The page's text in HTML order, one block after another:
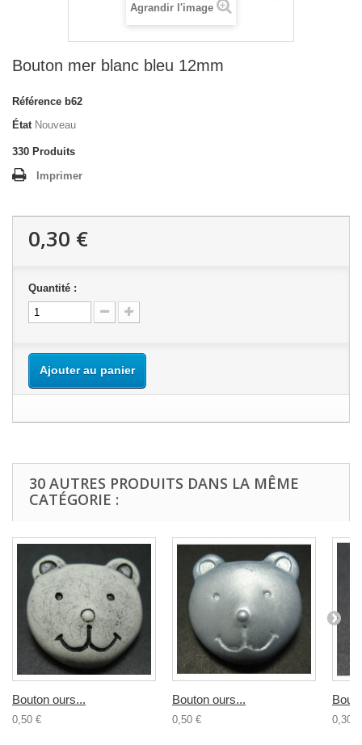
Agrandir l'image
Bouton mer blanc bleu 12mm
Référence b62
État Nouveau
330 Produits
Imprimer
0,30 €
Quantité :
Ajouter au panier
30 AUTRES PRODUITS DANS LA MÊME
CATÉGORIE :
Bouton ours...
0,50 €
Bouton ours...
0,50 € 0,30 €